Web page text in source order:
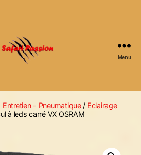
Menu
- Pneumatique/ Eclairage
à leds carré VX OSRAM